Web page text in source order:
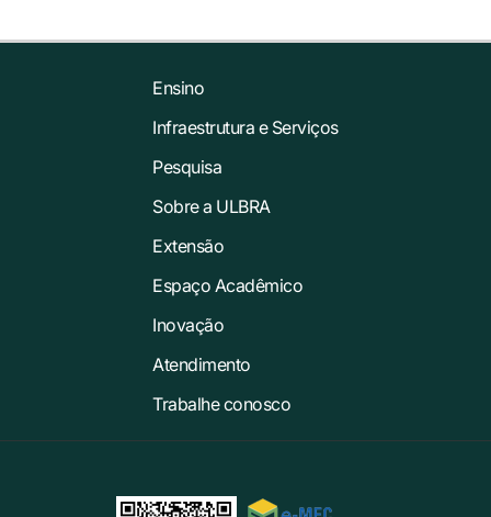
Ensino
Infraestrutura e Serviços
Pesquisa
Sobre a ULBRA
Extensão
Espaço Acadêmico
Inovação
Atendimento
Trabalhe conosco